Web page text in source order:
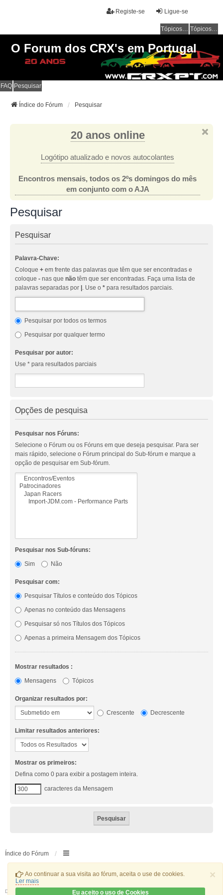
×
Ao continuar a sua visita ao fórum, aceita o use de cookies.
Ler mais
Eu aceito o uso de Cookies
Ligue-se
Registe-se
Tópicos sem resposta Tópicos ativos
O Forum dos CRX's em Portugal
FAQ Pesquisar
Índice do Fórum Pesquisar
20 anos online
Logótipo atualizado e novos autocolantes
Encontros mensais, todos os 2ºs domingos do mês
em conjunto com o AJA
Pesquisar
Pesquisar
Palavra-Chave:
Coloque + em frente das palavras que têm que ser encontradas e
coloque - nas que não têm que ser encontradas. Faça uma lista de
palavras separadas por |. Use o * para resultados parciais.
Pesquisar por todos os termos
Pesquisar por qualquer termo
Pesquisar por autor:
Use * para resultados parciais
Opções de pesquisa
Pesquisar nos Fóruns:
Selecione o Fórum ou os Fóruns em que deseja pesquisar. Para ser
mais rápido, selecione o Fórum principal do Sub-fórum e marque a
opção de pesquisar em Sub-fórum.
Pesquisar nos Sub-fóruns:
Sim
Não
Pesquisar com:
Pesquisar Títulos e conteúdo dos Tópicos
Apenas no conteúdo das Mensagens
Pesquisar só nos Títulos dos Tópicos
Apenas a primeira Mensagem dos Tópicos
Mostrar resultados :
Mensagens
Tópicos
Organizar resultados por:
Crescente
Decrescente
Limitar resultados anteriores:
Mostrar os primeiros:
Defina como 0 para exibir a postagem inteira.
caracteres da Mensagem
Índice do Fórum
Desenvolvido por ® Forum Software © phpBB Limited